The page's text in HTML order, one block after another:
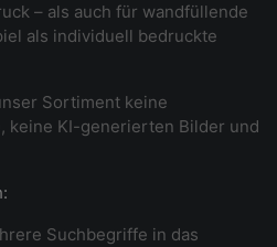
– als auch für wandfüllende
als individuell bedruckte
Sortiment keine
keine KI-generierten Bilder und
Suchbegriffe in das